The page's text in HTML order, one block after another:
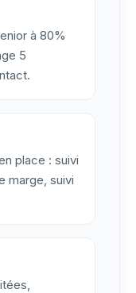
à 80%
5
place : suivi
marge, suivi